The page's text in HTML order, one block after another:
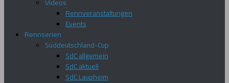
Videos
Rennveranstaltungen
Events
Rennserien
Süddeutschland-Cup
SdC allgemein
SdC aktuell
SdC Laupheim